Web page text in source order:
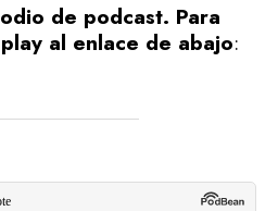
de podcast. Para
al enlace de abajo: